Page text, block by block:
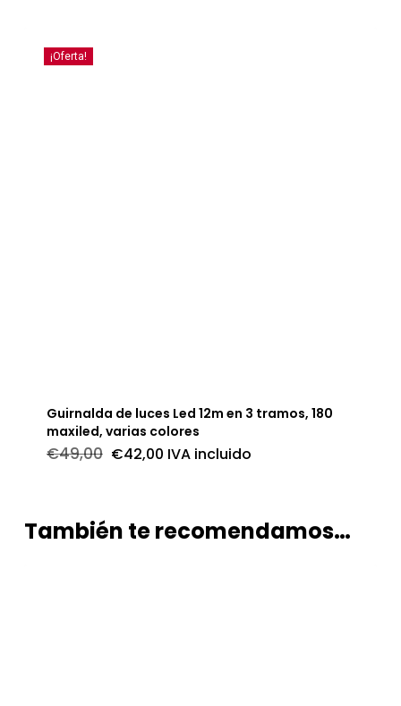
¡Oferta!
Guirnalda de luces Led 12m en 3 tramos, 180
maxiled, varias colores
€49,00 El
precio
€42,00ElIVA incluido
También te recomendamos…